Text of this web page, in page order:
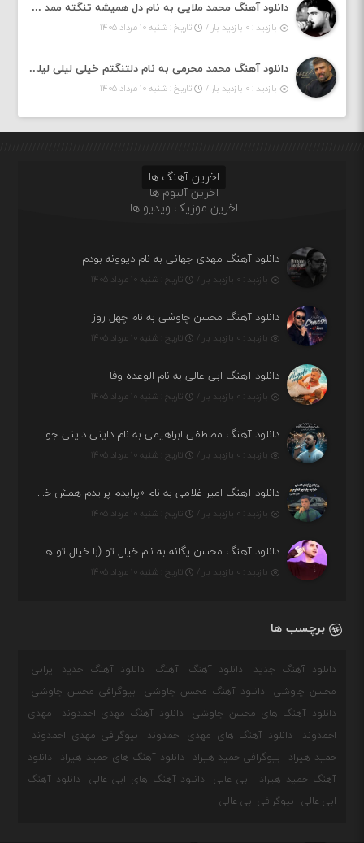
دانلود آهنگ محمد ملایی به نام دل همیشه تنگته ممد کله ونگته
بازدید : ۰ بازدید بار / تاریخ : شنبه ۱۰ مرداد ۱۴۰۵
دانلود آهنگ محمد محرمی به نام دلتنگتم خیلی لیلی لیلی لیلی تو که نباشی پیش من به زندگی میلی
بازدید : ۰ بازدید بار / تاریخ : شنبه ۱۰ مرداد ۱۴۰۵
اخرین آهنگ ها
اخرین آلبوم ها
اخرین موزیک ویدیو ها
دانلود آهنگ مهدی جهانی به نام دیوونه بودم
بازدید : ۰ بازدید بار / تاریخ : شنبه ۱۰ مرداد ۱۴۰۵
دانلود آهنگ محسن چاوشی به نام چهل روز
بازدید : ۰ بازدید بار / تاریخ : شنبه ۱۰ مرداد ۱۴۰۵
دانلود آهنگ ابی عالی به نام الوعده وفا
بازدید : ۰ بازدید بار / تاریخ : شنبه ۱۰ مرداد ۱۴۰۵
دانلود آهنگ مصطفی ابراهیمی به نام داینی داینی جونم قربون پنج تیر پرونم
بازدید : ۰ بازدید بار / تاریخ : شنبه ۱۰ مرداد ۱۴۰۵
دانلود آهنگ امیر غلامی به نام «پرایدم پرایدم همش خرابه یار نیو کنارم دیگه پولی نداروم (ریمیکس اینستاگرام)»
بازدید : ۰ بازدید بار / تاریخ : شنبه ۱۰ مرداد ۱۴۰۵
دانلود آهنگ محسن یگانه به نام خیال تو (با خیال تو هنوزم مثل هر روز و همیشه ریمیکس)
بازدید : ۰ بازدید بار / تاریخ : شنبه ۱۰ مرداد ۱۴۰۵
برچسب ها
دانلود آهنگ جدید دانلود آهنگ آهنگ
دانلود آهنگ جدید ایرانی
محسن چاوشی
دانلود آهنگ محسن چاوشی
بیوگرافی محسن چاوشی
دانلود آهنگ های محسن چاوشی
دانلود آهنگ مهدی احمدوند
مهدی
احمدوند
دانلود آهنگ های مهدی احمدوند
بیوگرافی مهدی احمدوند
حمید هیراد
بیوگرافی حمید هیراد دانلود آهنگ های حمید هیراد
دانلود
آهنگ حمید هیراد
ابی عالی دانلود آهنگ های ابی عالی
دانلود آهنگ
ابی عالی
بیوگرافی ابی عالی